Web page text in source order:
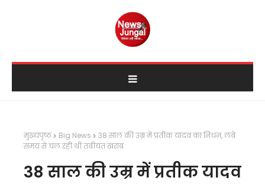
मुख्यपृष्ठ Big News
38 साल की उम्र में प्रतीक यादव का निधन, लंबे
समय से चल रही थी तबीयत खराब
38 साल की उम्र में प्रतीक यादव